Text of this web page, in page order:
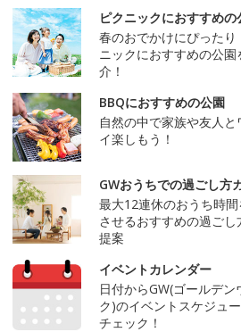
ピクニックにおすすめの
春のおでかけにぴったり
ニックにおすすめの公園
介！
BBQにおすすめの公園
自然の中で家族や友人と
イ楽しもう！
GWおうちでの過ごし方
最大12連休のおうち時
させるおすすめの過ごし
提案
イベントカレンダー
日付からGW(ゴールデン
ク)のイベントスケジュ
チェック！